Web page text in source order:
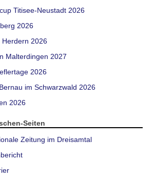
Titisee-Neustadt 2026
2026
Herdern 2026
Malterdingen 2027
2026
im Schwarzwald 2026
2026
Seiten
Zeitung im Dreisamtal